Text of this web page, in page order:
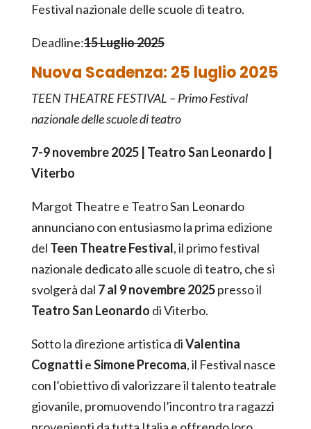
Festival nazionale delle scuole di teatro.
Deadline:15 Luglio 2025
Nuova Scadenza: 25 luglio 2025
TEEN THEATRE FESTIVAL – Primo Festival
nazionale delle scuole di teatro
7-9 novembre 2025 | Teatro San Leonardo |
Viterbo
Margot Theatre e Teatro San Leonardo
annunciano con entusiasmo la prima edizione
del Teen Theatre Festival, il primo festival
nazionale dedicato alle scuole di teatro, che si
svolgerà dal 7 al 9 novembre 2025presso il
Teatro San Leonardo di Viterbo.
Sotto la direzione artistica diValentina
CognattieSimone Precoma, il Festival nasce
con l’obiettivo di valorizzare il talento teatrale
giovanile, promuovendo l’incontro tra ragazzi